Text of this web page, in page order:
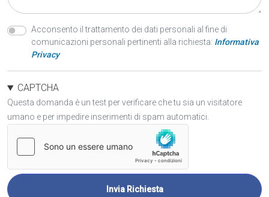
Accetto la Privacy(GDPR)
Acconsento il trattamento dei dati personali al fine di
comunicazioni personali pertinenti alla richiesta: Informativa
Privacy
CAPTCHA
Questa domanda è un test per verificare che tu sia un visitatore
umano e per impedire inserimenti di spam automatici.
Invia Richiesta